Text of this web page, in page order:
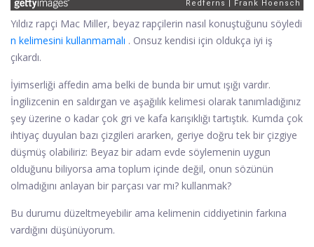
Yıldız rapçi Mac Miller, beyaz rapçilerin nasıl konuştuğunu söyledi
n kelimesini kullanmamalı . Onsuz kendisi için oldukça iyi iş
çıkardı.
İyimserliği affedin ama belki de bunda bir umut ışığı vardır.
İngilizcenin en saldırgan ve aşağılık kelimesi olarak tanımladığınız
şey üzerine o kadar çok gri ve kafa karışıklığı tartıştık. Kumda çok
ihtiyaç duyulan bazı çizgileri ararken, geriye doğru tek bir çizgiye
düşmüş olabiliriz: Beyaz bir adam evde söylemenin uygun
olduğunu biliyorsa ama toplum içinde değil, onun sözünün
olmadığını anlayan bir parçası var mı? kullanmak?
Bu durumu düzeltmeyebilir ama kelimenin ciddiyetinin farkına
vardığını düşünüyorum.